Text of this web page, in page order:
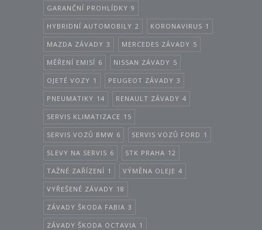
GARANČNÍ PROHLÍDKY 9
HYBRIDNÍ AUTOMOBILY 2 KORONAVIRUS 1
MAZDA ZÁVADY 3 MERCEDES ZÁVADY 5
MĚŘENÍ EMISÍ 6 NISSAN ZÁVADY 5
OJETÉ VOZY 1 PEUGEOT ZÁVADY 3
PNEUMATIKY 14 RENAULT ZÁVADY 4
SERVIS KLIMATIZACE 15
SERVIS VOZŮ BMW 6 SERVIS VOZŮ FORD 1
SLEVY NA SERVIS 6 STK PRAHA 12
TAŽNÉ ZAŘÍZENÍ 1 VÝMĚNA OLEJE 4
VYŘEŠENÉ ZÁVADY 18
ZÁVADY ŠKODA FABIA 3
ZÁVADY ŠKODA OCTAVIA 1